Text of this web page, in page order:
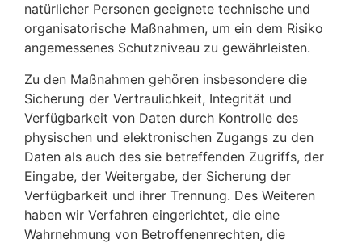
natürlicher Personen geeignete technische und
organisatorische Maßnahmen, um ein dem Risiko
angemessenes Schutzniveau zu gewährleisten.
Zu den Maßnahmen gehören insbesondere die
Sicherung der Vertraulichkeit, Integrität und
Verfügbarkeit von Daten durch Kontrolle des
physischen und elektronischen Zugangs zu den
Daten als auch des sie betreffenden Zugriffs, der
Eingabe, der Weitergabe, der Sicherung der
Verfügbarkeit und ihrer Trennung. Des Weiteren
haben wir Verfahren eingerichtet, die eine
Wahrnehmung von Betroffenenrechten, die